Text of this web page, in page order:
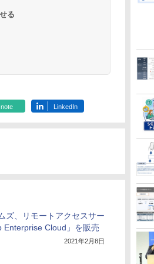
る
note LinkedIn
ズ、リモートアクセスサー
Enterprise Cloud」を販売
2021年2月8日